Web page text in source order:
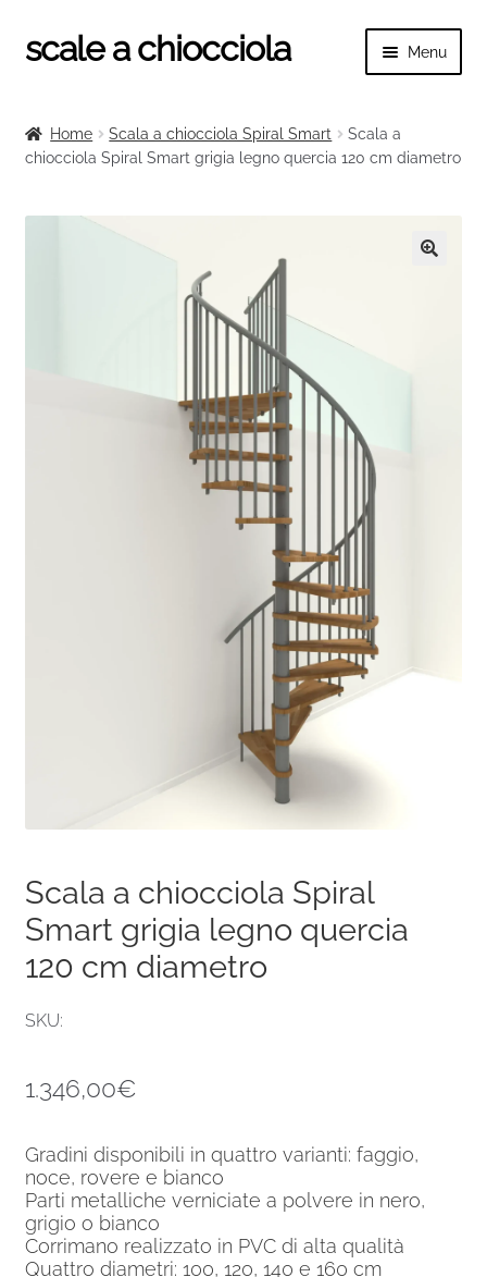
Vai
alla
Vai
al
scale a chiocciola Menu
menu
Tutte le scale
child
Categorie scale
il
Home Scala a chiocciola Spiral Smart
Scala a
chiocciola Spiral Smart grigia legno quercia 120 cm diametro
Scala a chiocciola Spiral
Smart grigia legno quercia
120 cm diametro
SKU:
1.346,00€
Gradini disponibili in quattro varianti: faggio,
noce, rovere e bianco
Parti metalliche verniciate a polvere in nero,
grigio o bianco
Corrimano realizzato in PVC di alta qualità
Quattro diametri: 100, 120, 140 e 160 cm